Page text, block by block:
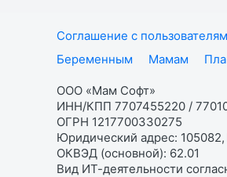
Соглашение с
Беременным
Мамам
ООО «Мам Софт»
ИНН/КПП 7707455220 /
ОГРН 1217700330275
Юридический адрес:
ОКВЭД (основной): 62.01
Вид ИТ-деятельности